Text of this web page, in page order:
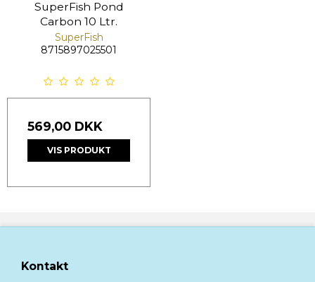
SuperFish Pond
Carbon 10 Ltr.
SuperFish
8715897025501
569,00 DKK
VIS PRODUKT
Kontakt